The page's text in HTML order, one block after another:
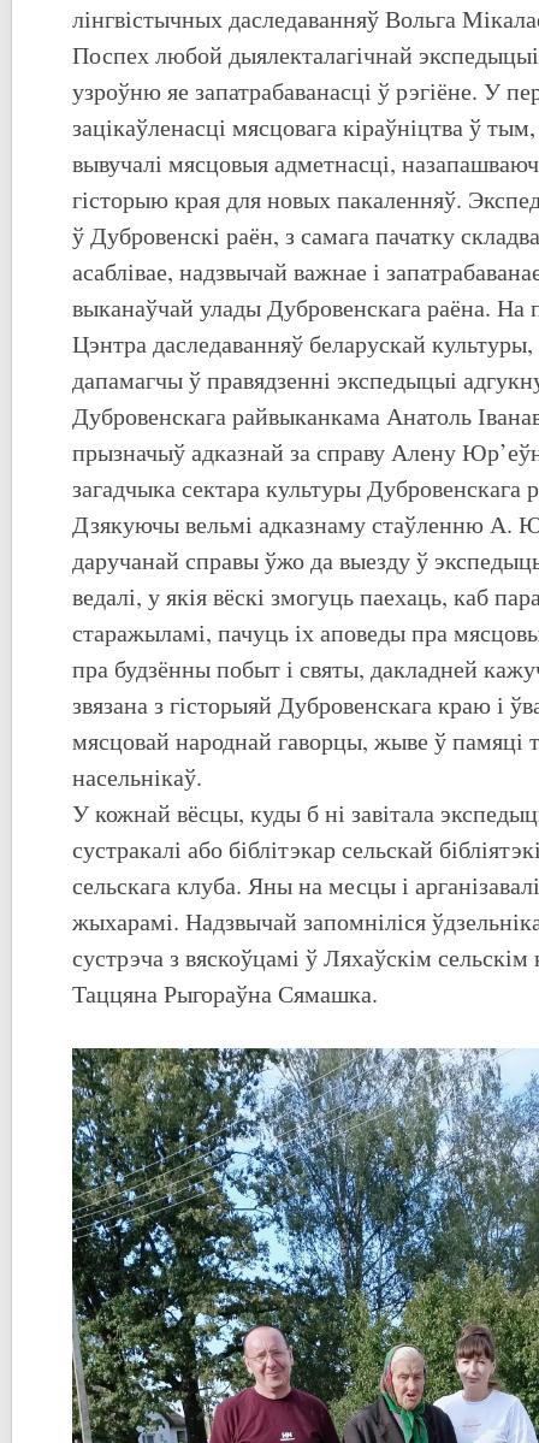
лінгвістычных даследаванняў Вольга
Поспех любой дыялекталагічнай
узроўню яе запатрабаванасці ў рэгіёне. У
зацікаўленасці мясцовага кіраўніцтва ў
вывучалі мясцовыя адметнасці,
гісторыю края для новых пакаленняў.
ў Дубровенскі раён, з самага пачатку
асаблівае, надзвычай важнае і
выканаўчай улады Дубровенскага раёна. На
Цэнтра даследаванняў беларускай
дапамагчы ў правядзенні экспедыцыі
Дубровенскага райвыканкама Анатоль
прызначыў адказнай за справу Алену
загадчыка сектара культуры Дубровенскага
Дзякуючы вельмі адказнаму стаўленню А.
даручанай справы ўжо да выезду ў
ведалі, у якія вёскі змогуць паехаць, каб
старажыламі, пачуць іх аповеды пра
пра будзённы побыт і святы, дакладней
звязана з гісторыяй Дубровенскага краю і
мясцовай народнай гаворцы, жыве ў памяці
насельнікаў.
У кожнай вёсцы, куды б ні завітала
сустракалі або біблітэкар сельскай
сельскага клуба. Яны на месцы і
жыхарамі. Надзвычай запомніліся
сустрэча з вяскоўцамі ў Ляхаўскім сельскім
Таццяна Рыгораўна Сямашка.